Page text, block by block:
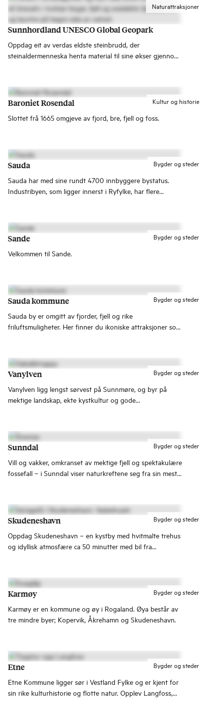
Naturattraksjoner
Sunnhordland UNESCO Global Geopark
Oppdag eit av verdas eldste steinbrudd, der
steinaldermenneska henta material til sine økser gjennom
verdfulle ressursar for menneska.
Kultur og historie
Baroniet Rosendal
Slottet frå 1665 omgjeve av fjord, bre, fjell og foss.
Bygder og steder
Sauda
Sauda har med sine rundt 4700 innbyggere bystatus.
Industribyen, som ligger innerst i Ryfylke, har flere
Bygder og steder
Sande
Velkommen til Sande.
Bygder og steder
Sauda kommune
Sauda by er omgitt av fjorder, fjell og rike
friluftsmuligheter. Her finner du ikoniske attraksjoner som
gruvehistorie møtes.
Bygder og steder
Vanylven
Vanylven ligg lengst sørvest på Sunnmøre, og byr på
mektige landskap, ekte kystkultur og gode
langs Åheimselva – med rolege bygder som Fiskå, Syvde
og Rovde som utgangspunkt.
Bygder og steder
Sunndal
Vill og vakker, omkranset av mektige fjell og spektakulære
fossefall – i Sunndal viser naturkreftene seg fra sin mest
for naturelskere.
Bygder og steder
Skudeneshavn
Oppdag Skudeneshavn – en kystby med hvitmalte trehus
og idyllisk atmosfære ca 50 minutter med bil fra
Bygder og steder
Karmøy
Karmøy er en kommune og øy i Rogaland. Øya består av
tre mindre byer; Kopervik, Åkrehamn og Skudeneshavn.
Bygder og steder
Etne
Etne Kommune ligger sør i Vestland Fylke og er kjent for
sin rike kulturhistorie og flotte natur. Opplev Langfoss,